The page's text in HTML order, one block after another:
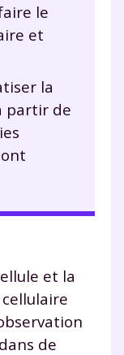
le
et
la
partir de
et la
de